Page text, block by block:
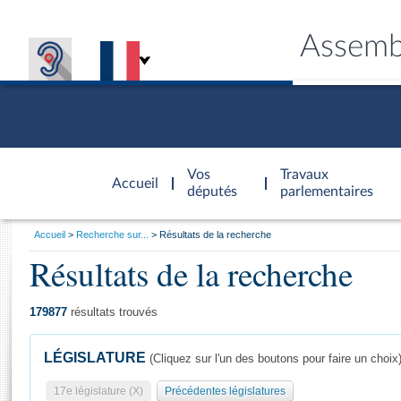
Accueil
d'accueil
Vos
députés
Travaux
parlementaires
Général
Vous
Accueil Recherche sur... Résultats de la recherche
Résultats de la recherche
179877 résultats trouvés
LÉGISLATURE (Cliquez sur l'un des boutons pour faire un choix)
17e législature (X) Précédentes législatures